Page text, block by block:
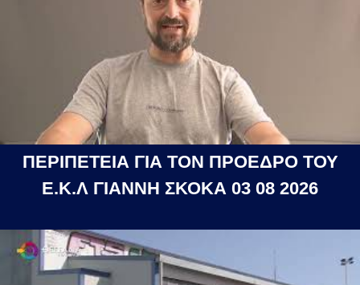
ΠΕΡΙΠΕΤΕΙΑ ΓΙΑ ΤΟΝ ΠΡΟΕΔΡΟ ΤΟΥ
Ε.Κ.Λ ΓΙΑΝΝΗ ΣΚΟΚΑ 03 08 2026